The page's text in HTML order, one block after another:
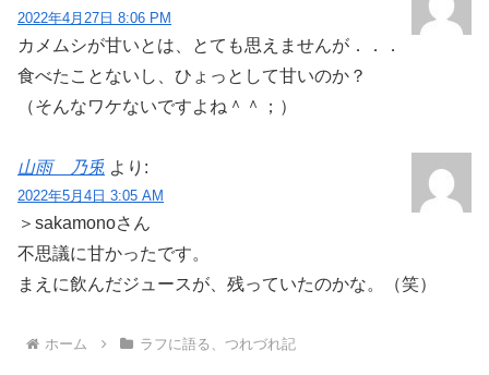
2022年4月27日 8:06 PM
カメムシが甘いとは、とても思えませんが．．．
食べたことないし、ひょっとして甘いのか？
（そんなワケないですよね＾＾；）
山雨 乃兎 より:
2022年5月4日 3:05 AM
＞sakamonoさん
不思議に甘かったです。
まえに飲んだジュースが、残っていたのかな。（笑）
ホーム ラフに語る、つれづれ記